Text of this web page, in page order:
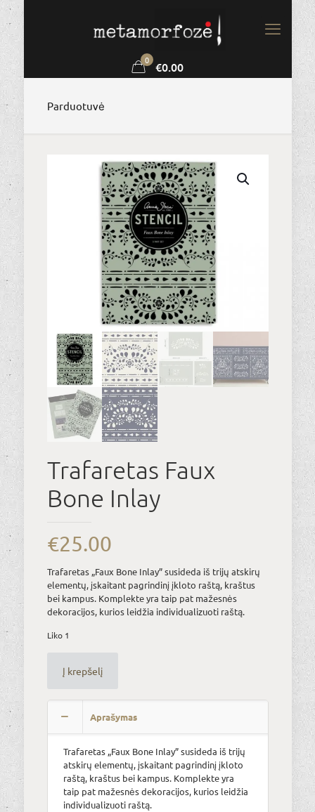
0 €0.00
Parduotuvė
Trafaretas Faux
Bone Inlay
€25.00
Trafaretas „Faux Bone Inlay” susideda iš trijų atskirų
elementų, įskaitant pagrindinį įkloto raštą, kraštus
bei kampus. Komplekte yra taip pat mažesnės
dekoracijos, kurios leidžia individualizuoti raštą.
Liko 1
Į krepšelį
Alternative:
Aprašymas
Trafaretas „Faux Bone Inlay” susideda iš trijų
atskirų elementų, įskaitant pagrindinį įkloto
raštą, kraštus bei kampus. Komplekte yra
taip pat mažesnės dekoracijos, kurios leidžia
individualizuoti raštą.